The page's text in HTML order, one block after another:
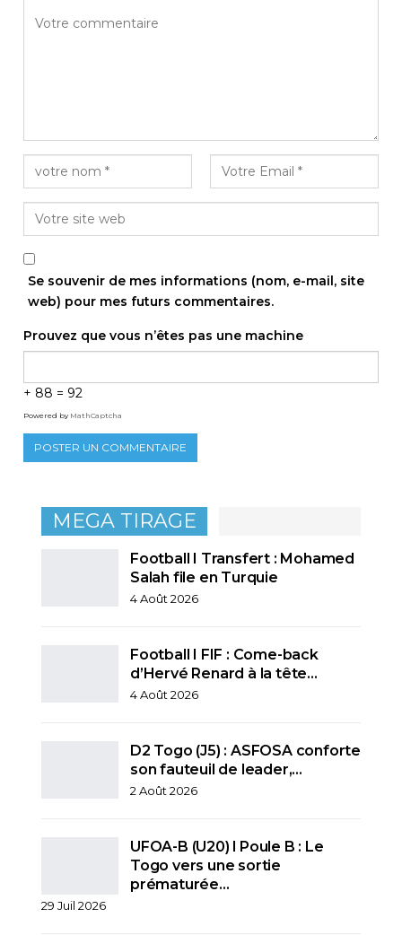
Se souvenir de mes informations (nom, e-mail, site
web) pour mes futurs commentaires.
Prouvez que vous n’êtes pas une machine
+ 88 = 92
Powered by MathCaptcha
MEGA TIRAGE
Football I Transfert : Mohamed
Salah file en Turquie
4 Août 2026
Football I FIF : Come-back
d’Hervé Renard à la tête…
4 Août 2026
D2 Togo (J5) : ASFOSA conforte
son fauteuil de leader,…
2 Août 2026
UFOA-B (U20) l Poule B : Le
Togo vers une sortie
prématurée…
29 Juil 2026